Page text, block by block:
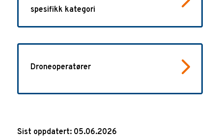
spesifikk kategori
Droneoperatører
Sist oppdatert: 05.06.2026